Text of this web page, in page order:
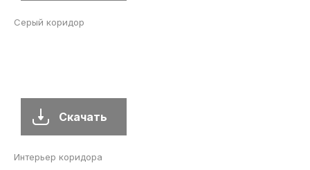
Серый коридор
Скачать
Интерьер коридора